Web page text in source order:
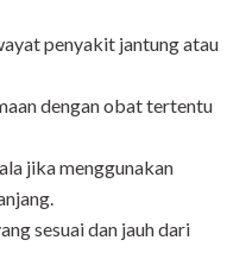
penyakit jantung atau
dengan obat tertentu
jika menggunakan
sesuai dan jauh dari